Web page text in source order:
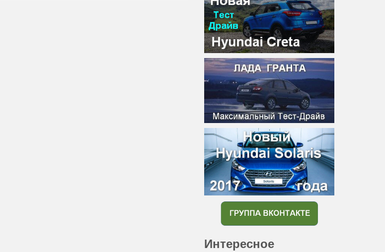
Интересное